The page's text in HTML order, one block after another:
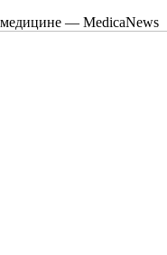
— MedicaNews